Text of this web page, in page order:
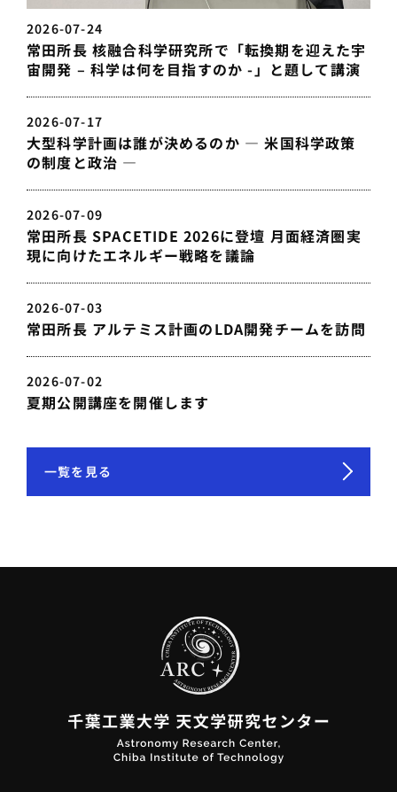
2026-07-24
常田所長 核融合科学研究所で「転換期を迎えた宇
宙開発 – 科学は何を目指すのか -」と題して講演
2026-07-17
大型科学計画は誰が決めるのか — 米国科学政策
の制度と政治 —
2026-07-09
常田所長 SPACETIDE 2026に登壇 月面経済圏実
現に向けたエネルギー戦略を議論
2026-07-03
常田所長 アルテミス計画のLDA開発チームを訪問
2026-07-02
夏期公開講座を開催します
一覧を見る